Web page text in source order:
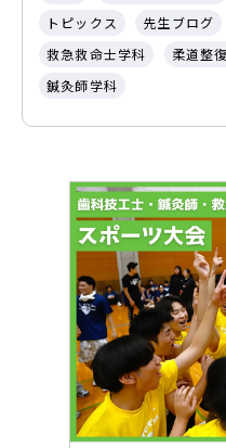
トピックス
先生ブログ
救急救命士学科
柔道整
鍼灸師学科